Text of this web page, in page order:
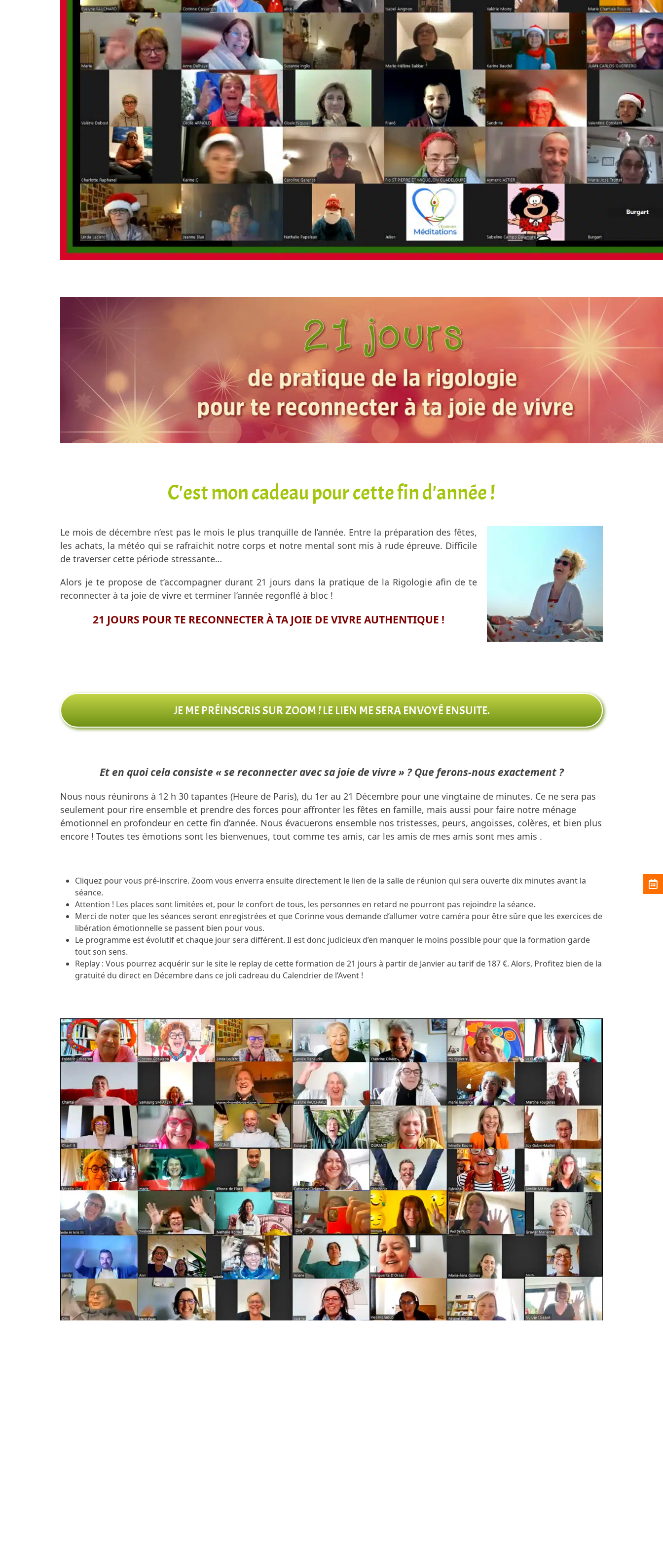
C'est mon cadeau pour cette fin d'année !
Le mois de décembre n’est pas le mois le plus tranquille de l’année. Entre la préparation des fêtes,
les achats, la météo qui se rafraichit notre corps et notre mental sont mis à rude épreuve. Difficile
de traverser cette période stressante…
Alors je te propose de t’accompagner durant 21 jours dans la pratique de la Rigologie afin de te
reconnecter à ta joie de vivre et terminer l’année regonflé à bloc !
21 JOURS POUR TE RECONNECTER À TA JOIE DE VIVRE AUTHENTIQUE !
JE ME PRÉINSCRIS SUR ZOOM ! LE LIEN ME SERA ENVOYÉ ENSUITE.
Et en quoi cela consiste « se reconnecter avec sa joie de vivre » ? Que ferons-nous exactement ?
Nous nous réunirons à 12 h 30 tapantes (Heure de Paris), du 1er au 21 Décembre pour une vingtaine de minutes. Ce ne sera pas
seulement pour rire ensemble et prendre des forces pour affronter les fêtes en famille, mais aussi pour faire notre ménage
émotionnel en profondeur en cette fin d’année. Nous évacuerons ensemble nos tristesses, peurs, angoisses, colères, et bien plus
encore ! Toutes tes émotions sont les bienvenues, tout comme tes amis, car les amis de mes amis sont mes amis .
Cliquez pour vous pré-inscrire. Zoom vous enverra ensuite directement le lien de la salle de réunion qui sera ouverte dix minutes avant la
séance.
Attention ! Les places sont limitées et, pour le confort de tous, les personnes en retard ne pourront pas rejoindre la séance.
Merci de noter que les séances seront enregistrées et que Corinne vous demande d’allumer votre caméra pour être sûre que les exercices de
libération émotionnelle se passent bien pour vous.
Le programme est évolutif et chaque jour sera différent. Il est donc judicieux d’en manquer le moins possible pour que la formation garde
tout son sens.
Replay : Vous pourrez acquérir sur le site le replay de cette formation de 21 jours à partir de Janvier au tarif de 187 €. Alors, Profitez bien de la
gratuité du direct en Décembre dans ce joli cadreau du Calendrier de l’Avent !